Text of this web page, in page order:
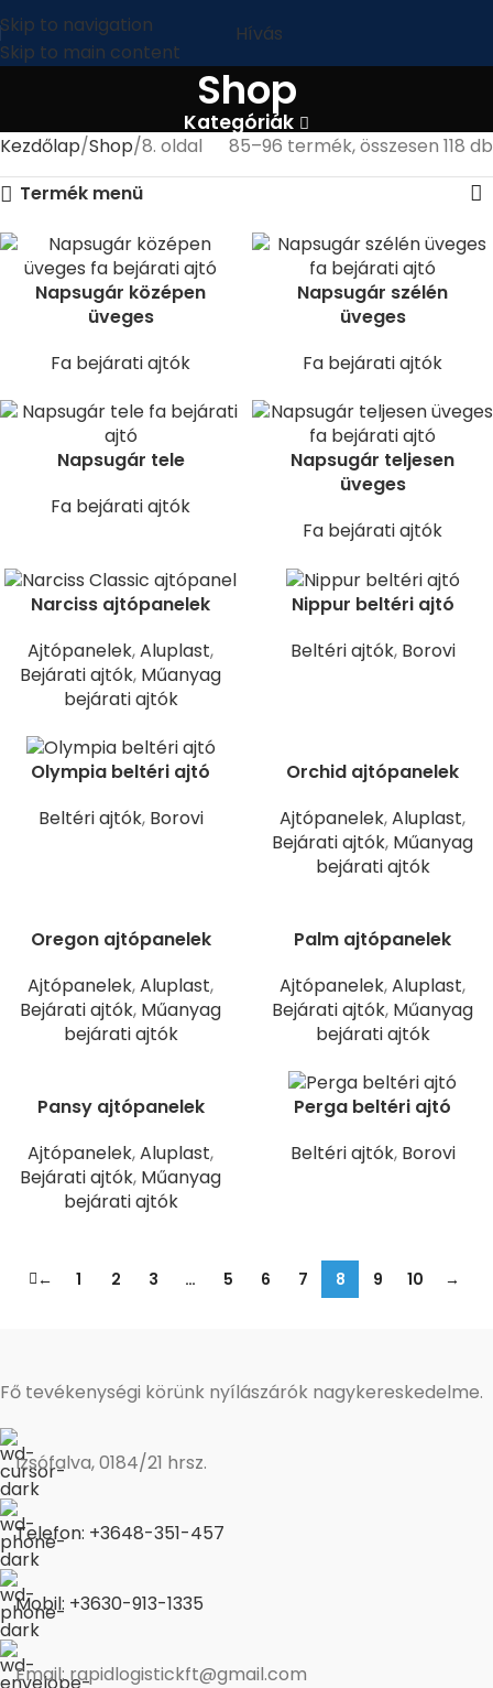
Skip to navigation
Skip to main content
Hívás
Shop
Kategóriák
Kezdőlap Shop 8. oldal
85–96 termék, összesen 118 db
Termék menü
Napsugár középen
üveges
Fa bejárati ajtók
Napsugár szélén
üveges
Fa bejárati ajtók
Napsugár tele
Fa bejárati ajtók
Napsugár teljesen
üveges
Fa bejárati ajtók
Narciss ajtópanelek
Ajtópanelek,Aluplast,
Bejárati ajtók, Műanyag
bejárati ajtók
Nippur beltéri ajtó
Beltéri ajtók, Borovi
Olympia beltéri ajtó
Beltéri ajtók, Borovi
Orchid ajtópanelek
Ajtópanelek,Aluplast,
Bejárati ajtók, Műanyag
bejárati ajtók
Oregon ajtópanelek
Ajtópanelek,Aluplast,
Bejárati ajtók, Műanyag
bejárati ajtók
Palm ajtópanelek
Ajtópanelek,Aluplast,
Bejárati ajtók, Műanyag
bejárati ajtók
Pansy ajtópanelek
Ajtópanelek,Aluplast,
Bejárati ajtók, Műanyag
bejárati ajtók
Perga beltéri ajtó
Beltéri ajtók, Borovi
← 1 2 3 … 5 6 7 8 9 10 →
Fő tevékenységi körünk nyílászárók nagykereskedelme.
Izsófalva, 0184/21 hrsz.
Telefon: +3648-351-457
Mobil: +3630-913-1335
Email: rapidlogistickft@gmail.com